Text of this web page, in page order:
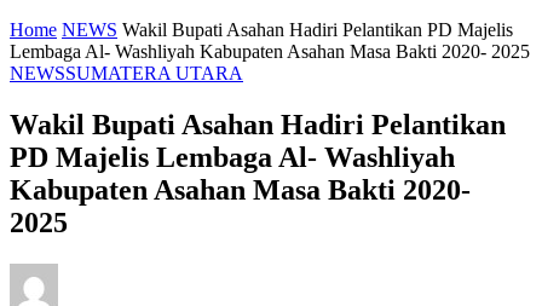
Home NEWS Wakil Bupati Asahan Hadiri Pelantikan PD Majelis
Lembaga Al- Washliyah Kabupaten Asahan Masa Bakti 2020- 2025
NEWSSUMATERA UTARA
Wakil Bupati Asahan Hadiri Pelantikan
PD Majelis Lembaga Al- Washliyah
Kabupaten Asahan Masa Bakti 2020-
2025